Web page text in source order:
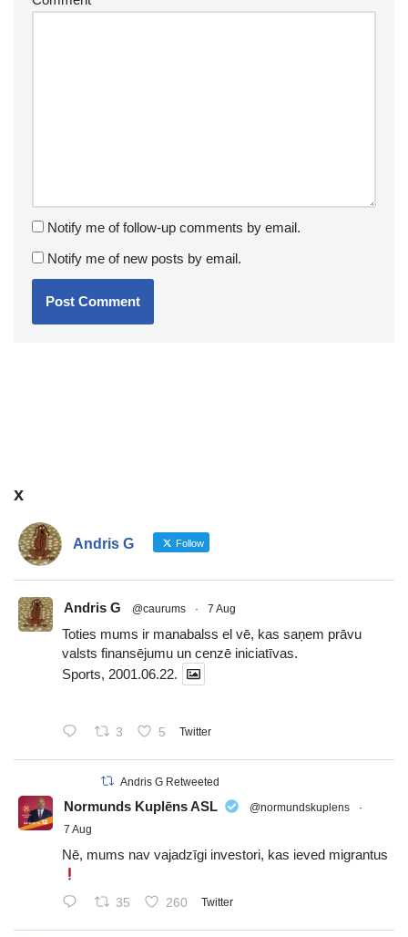
Notify me of follow-up comments by email.
Notify me of new posts by email.
x
Andris G Follow
Andris G @caurums · 7 Aug
Toties mums ir manabalss el vē, kas saņem prāvu
valsts finansējumu un cenzē iniciatīvas.
Sports, 2001.06.22.
3 5 Twitter
Andris G Retweeted
Normunds Kuplēns ASL @normundskuplens
·
7 Aug
Nē, mums nav vajadzīgi investori, kas ieved migrantus
35 260 Twitter